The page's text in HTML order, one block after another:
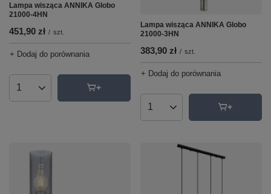
Lampa wisząca ANNIKA Globo
21000-4HN
451,90 zł / szt.
+ Dodaj do porównania
Ilość produktów
Lampa wisząca ANNIKA Globo
21000-3HN
383,90 zł / szt.
+ Dodaj do porównania
Ilość produktów